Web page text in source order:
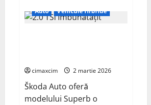
(Chelidonium
majus)
Auto Vehicule Hibride
cimaxcim 2 martie 2026
Škoda Auto oferă
modelului Superb o